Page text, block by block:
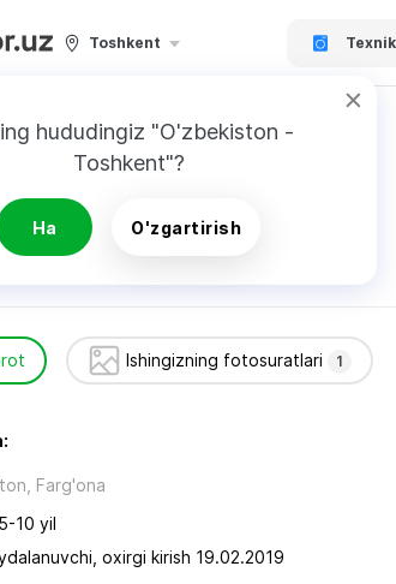
Toshkent
hududingiz "O'zbekiston -
Toshkent"?
Ha O'zgartirish
Texnikani ta’mirlash Джахангир
Ishingizning fotosuratlari 1
Farg'ona
10 yil
oxirgi kirish 19.02.2019